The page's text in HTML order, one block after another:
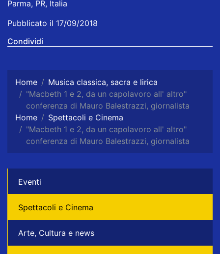
Parma, PR, Italia
Pubblicato il 17/09/2018
Condividi
Home
Musica classica, sacra e lirica
"Macbeth 1 e 2, da un capolavoro all' altro"
conferenza di Mauro Balestrazzi, giornalista
Home
Spettacoli e Cinema
"Macbeth 1 e 2, da un capolavoro all' altro"
conferenza di Mauro Balestrazzi, giornalista
Eventi
Spettacoli e Cinema
Arte, Cultura e news